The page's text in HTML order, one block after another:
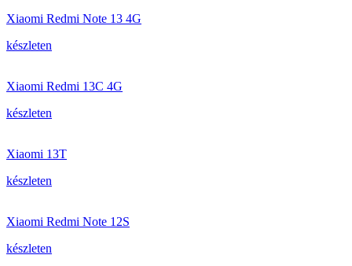
Xiaomi Redmi Note 13 4G
készleten
Xiaomi Redmi 13C 4G
készleten
Xiaomi 13T
készleten
Xiaomi Redmi Note 12S
készleten